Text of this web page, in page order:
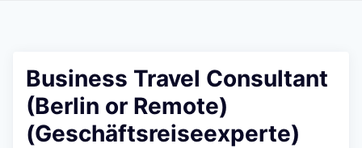
Business Travel Consultant
(Berlin or Remote)
(Geschäftsreiseexperte)